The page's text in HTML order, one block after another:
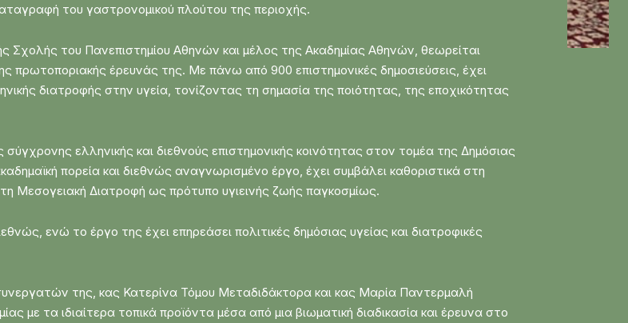
του γαστρονομικού πλούτου της περιοχής.
Σχολής του Πανεπιστημίου Αθηνών και μέλος της Ακαδημίας Αθηνών, θεωρείται
έρευνάς της. Με πάνω από 900 επιστημονικές δημοσιεύσεις, έχει
διατροφής στην υγεία, τονίζοντας τη σημασία της ποιότητας, της εποχικότητας
ελληνικής και διεθνούς επιστημονικής κοινότητας στον τομέα της Δημόσιας
πορεία και διεθνώς αναγνωρισμένο έργο, έχει συμβάλει καθοριστικά στη
Μεσογειακή Διατροφή ως πρότυπο υγιεινής ζωής παγκοσμίως.
ενώ το έργο της έχει επηρεάσει πολιτικές δημόσιας υγείας και διατροφικές
της, κας Κατερίνα Τόμου Μεταδιδάκτορα και κας Μαρία Παντερμαλή
με τα ιδιαίτερα τοπικά προϊόντα μέσα από μια βιωματική διαδικασία και έρευνα στο